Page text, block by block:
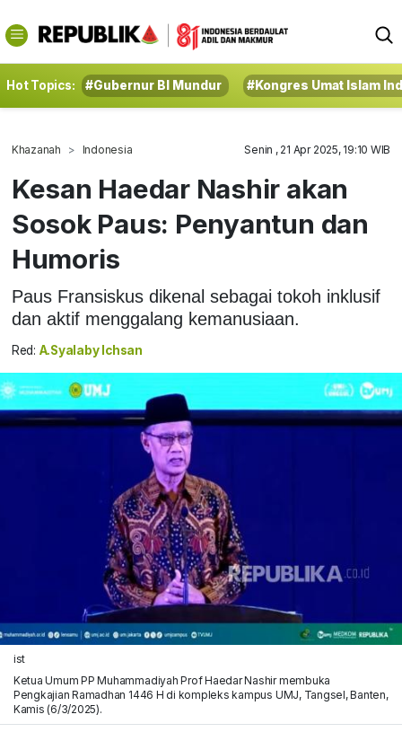
Hot Topics: #Gubernur BI Mundur #Kongres Umat Islam
Khazanah Indonesia Senin , 21 Apr 2025, 19:10 WIB
Kesan Haedar Nashir akan
Sosok Paus: Penyantun dan
Humoris
Paus Fransiskus dikenal sebagai tokoh inklusif
dan aktif menggalang kemanusiaan.
Red: A.Syalaby Ichsan
ist
Ketua Umum PP Muhammadiyah Prof Haedar Nashir membuka
Pengkajian Ramadhan 1446 H di kompleks kampus UMJ, Tangsel, Banten,
Kamis (6/3/2025).